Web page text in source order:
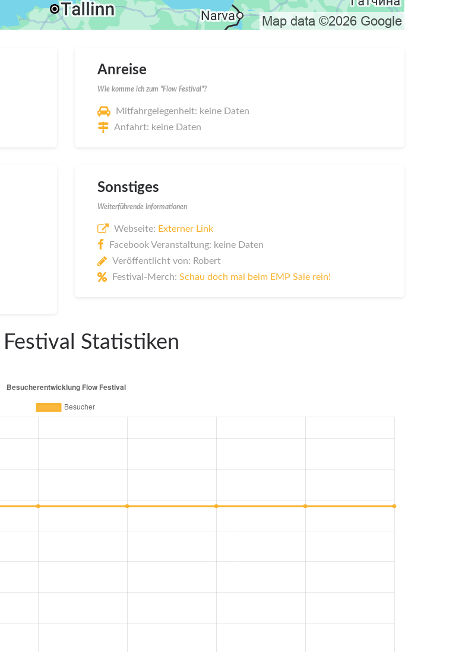
Anreise
Wie komme ich zum "Flow Festival"?
Mitfahrgelegenheit: keine Daten
Anfahrt: keine Daten
Sonstiges
Weiterführende Informationen
Webseite: Externer Link
Facebook Veranstaltung: keine Daten
Veröffentlicht von: Robert
Festival-Merch: Schau doch mal beim EMP Sale rein!
Festival Statistiken